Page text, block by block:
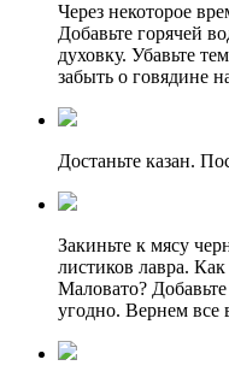
Через некоторое
Добавьте горячей
духовку. Убавьте
забыть о говядине
Достаньте казан.
Закиньте к мясу
листиков лавра.
Маловато?
угодно. Вернем все